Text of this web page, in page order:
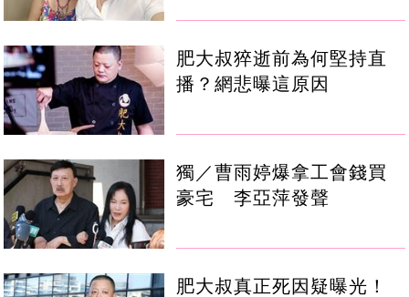
肥大叔猝逝前為何堅持直
播？網悲曝這原因
獨／曹雨婷爆拿工會錢買
豪宅 李亞萍發聲
肥大叔真正死因疑曝光！